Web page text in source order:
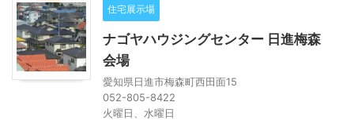
住宅展示場
ナゴヤハウジングセンター 日進梅森
会場
愛知県日進市梅森町西田面15
052-805-8422
火曜日、水曜日